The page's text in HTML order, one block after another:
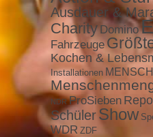
Ausdauer &
Charity Domino
Fahrzeuge
Kochen &
Installationen
NDR ProSieben
SchülerShow
WDR ZDF